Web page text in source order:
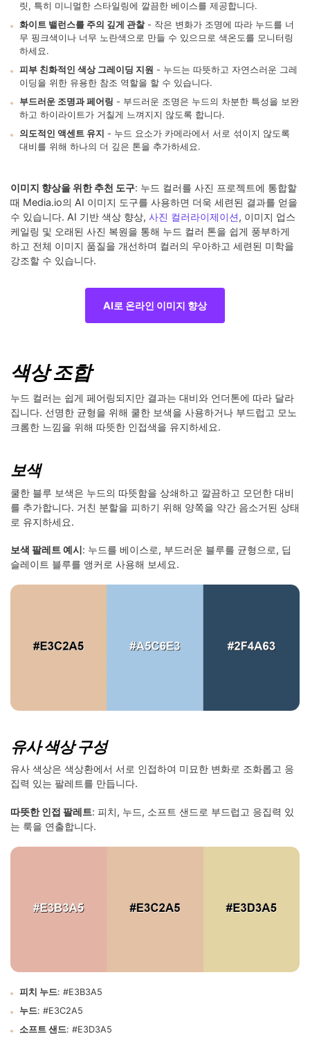
릿, 특히 미니멀한 스타일링에 깔끔한 베이스를 제공합니다.
화이트 밸런스를 주의 깊게 관찰- 작은 변화가 조명에 따라 누드를 너
무 핑크색이나 너무 노란색으로 만들 수 있으므로 색온도를 모니터링
하세요.
피부 친화적인 색상 그레이딩 지원 - 누드는 따뜻하고 자연스러운 그레
이딩을 위한 유용한 참조 역할을 할 수 있습니다.
부드러운 조명과 페어링 - 부드러운 조명은 누드의 차분한 특성을 보완
하고 하이라이트가 거칠게 느껴지지 않도록 합니다.
의도적인 액센트 유지 - 누드 요소가 카메라에서 서로 섞이지 않도록
대비를 위해 하나의 더 깊은 톤을 추가하세요.
이미지 향상을 위한 추천 도구: 누드 컬러를 사진 프로젝트에 통합할
때 Media.io의 AI 이미지 도구를 사용하면 더욱 세련된 결과를 얻을
수 있습니다. AI 기반 색상 향상, 사진 컬러라이제이션, 이미지 업스
케일링 및 오래된 사진 복원을 통해 누드 컬러 톤을 쉽게 풍부하게
하고 전체 이미지 품질을 개선하며 컬러의 우아하고 세련된 미학을
강조할 수 있습니다.
AI로 온라인 이미지 향상
색상 조합
누드 컬러는 쉽게 페어링되지만 결과는 대비와 언더톤에 따라 달라
집니다. 선명한 균형을 위해 쿨한 보색을 사용하거나 부드럽고 모노
크롬한 느낌을 위해 따뜻한 인접색을 유지하세요.
보색
쿨한 블루 보색은 누드의 따뜻함을 상쇄하고 깔끔하고 모던한 대비
를 추가합니다. 거친 분할을 피하기 위해 양쪽을 약간 음소거된 상태
로 유지하세요.
보색 팔레트 예시: 누드를 베이스로, 부드러운 블루를 균형으로, 딥
슬레이트 블루를 앵커로 사용해 보세요.
유사 색상 구성
유사 색상은 색상환에서 서로 인접하여 미묘한 변화로 조화롭고 응
집력 있는 팔레트를 만듭니다.
따뜻한 인접 팔레트: 피치, 누드, 소프트 샌드로 부드럽고 응집력 있
는 룩을 연출합니다.
피치 누드: #E3B3A5
누드: #E3C2A5
소프트 샌드: #E3D3A5